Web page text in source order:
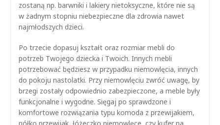
zostaną np. barwniki i lakiery nietoksyczne, które nie są
w żadnym stopniu niebezpieczne dla zdrowia nawet
najmłodszych dzieci.
Po trzecie dopasuj kształt oraz rozmiar mebli do
potrzeb Twojego dziecka i Twoich. Innych mebli
potrzebować będziesz w przypadku niemowlęcia, innych
do pokoju nastolatki. Przy niemowlęciu zwróć uwagę, by
brzegi zostały odpowiednio zabezpieczone, a meble były
funkcjonalne i wygodne. Sięgaj po sprawdzone i
komfortowe rozwiązania typu komoda z przewijakiem,